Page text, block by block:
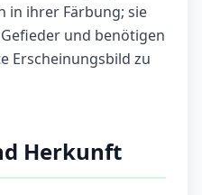
in ihrer Färbung; sie
und benötigen
Erscheinungsbild zu
Herkunft